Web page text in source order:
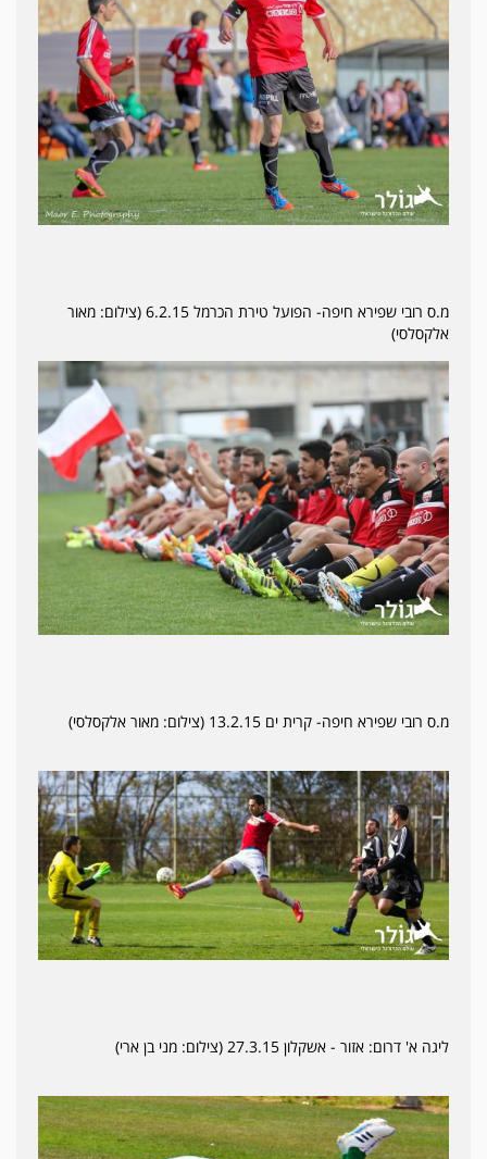
מ.ס רובי שפירא חיפה- הפועל טירת הכרמל 6.2.15 (צילום: מאור
אלקסלסי)
מ.ס רובי שפירא חיפה- קרית ים 13.2.15 (צילום: מאור אלקסלסי)
ליגה א' דרום: אזור - אשקלון 27.3.15 (צילום: מני בן ארי)